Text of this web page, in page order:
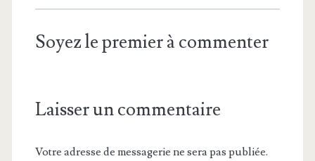
Soyez le premier à commenter
Laisser un commentaire
Votre adresse de messagerie ne sera pas publiée.